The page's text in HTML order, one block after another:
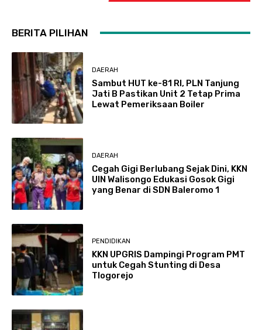
BERITA PILIHAN
DAERAH
Sambut HUT ke-81 RI, PLN Tanjung
Jati B Pastikan Unit 2 Tetap Prima
Lewat Pemeriksaan Boiler
DAERAH
Cegah Gigi Berlubang Sejak Dini, KKN
UIN Walisongo Edukasi Gosok Gigi
yang Benar di SDN Baleromo 1
PENDIDIKAN
KKN UPGRIS Dampingi Program PMT
untuk Cegah Stunting di Desa
Tlogorejo